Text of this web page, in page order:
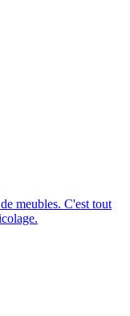
meubles. C'est tout